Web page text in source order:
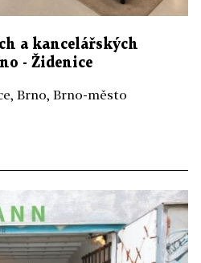
a kancelářských
- Židenice
Brno, Brno-město